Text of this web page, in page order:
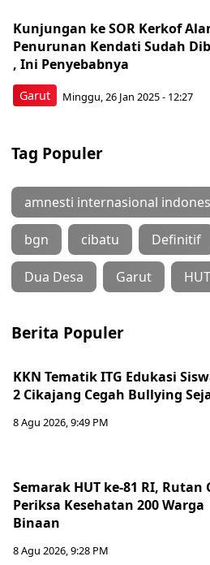
Garut
Kunjungan ke SOR Kerkof
Penurunan Kendati Sudah
, Ini Penyebabnya
Minggu, 26 Jan 2025 - 12:27
Tag Populer
amnesti internasional
bgn cibatu Definitif
Dua Desa Garut
Berita Populer
KKN Tematik ITG Edukasi
2 Cikajang Cegah Bullying
8 Agu 2026, 9:49 PM
Semarak HUT ke-81 RI, Rutan
Periksa Kesehatan 200 Warga
Binaan
8 Agu 2026, 9:28 PM